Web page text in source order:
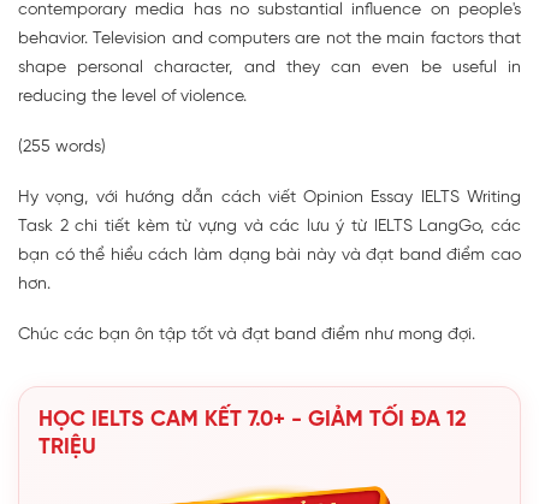
contemporary media has no substantial influence on people's
behavior. Television and computers are not the main factors that
shape personal character, and they can even be useful in
reducing the level of violence.
(255 words)
Hy vọng, với hướng dẫn cách viết Opinion Essay IELTS Writing
Task 2 chi tiết kèm từ vựng và các lưu ý từ IELTS LangGo, các
bạn có thể hiểu cách làm dạng bài này và đạt band điểm cao
hơn.
Chúc các bạn ôn tập tốt và đạt band điểm như mong đợi.
HỌC IELTS CAM KẾT 7.0+ - GIẢM TỐI ĐA 12
TRIỆU